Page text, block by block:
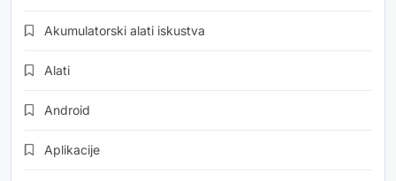
Akumulatorski alati iskustva
Alati
Android
Aplikacije